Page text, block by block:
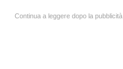
Continua a leggere dopo la pubblicità